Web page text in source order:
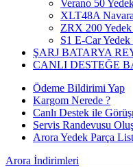
Verano 50
XLT48A
ZRX 200 Yedek
S1 E-Car Yedek
ŞARJ BATARYA
CANLI DESTEĞE
Ödeme Bildirimi Yap
Kargom Nerede ?
Canlı Destek ile
Servis Randevusu
Arora Yedek Parça
Arora İndirimleri